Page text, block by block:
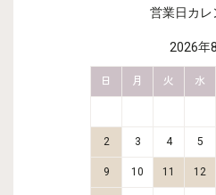
営業日カレ
2026年
日 月 火 水
2 3 4 5
9 10 11 12